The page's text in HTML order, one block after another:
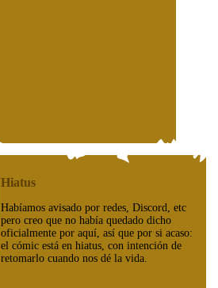
Hiatus
Habíamos avisado por redes, Discord, etc
pero creo que no había quedado dicho
oficialmente por aquí, así que por si acaso:
el cómic está en hiatus, con intención de
retomarlo cuando nos dé la vida.